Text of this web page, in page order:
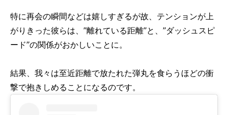
特に再会の瞬間などは嬉しすぎるが故、テンションが上
がりきった彼らは、”離れている距離”と、”ダッシュスピ
ード”の関係がおかしいことに。
結果、我々は至近距離で放たれた弾丸を食らうほどの衝
撃で抱きしめることになるのです。